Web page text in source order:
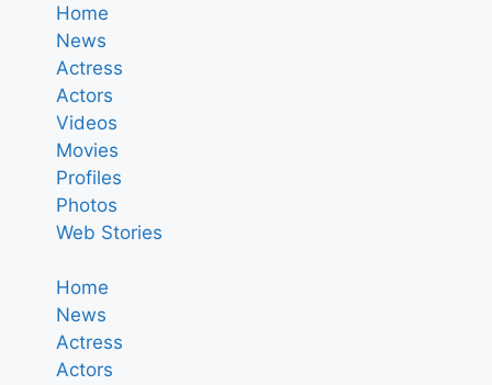
Home
News
Actress
Actors
Videos
Movies
Profiles
Photos
Web Stories
Home
News
Actress
Actors